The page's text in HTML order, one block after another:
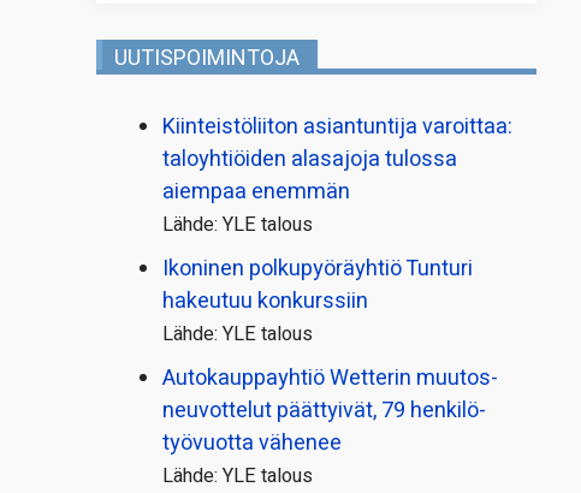
UUTISPOIMINTOJA
Kiinteistö­liiton asiantuntija varoittaa:
taloyhtiöiden alasajoja tulossa
aiempaa enemmän
Lähde: YLE talous
Ikoninen polkupyörä­yhtiö Tunturi
hakeutuu konkurssiin
Lähde: YLE talous
Autokauppayhtiö Wetterin muutos­
neuvottelut päättyivät, 79 henkilö­
työvuotta vähenee
Lähde: YLE talous